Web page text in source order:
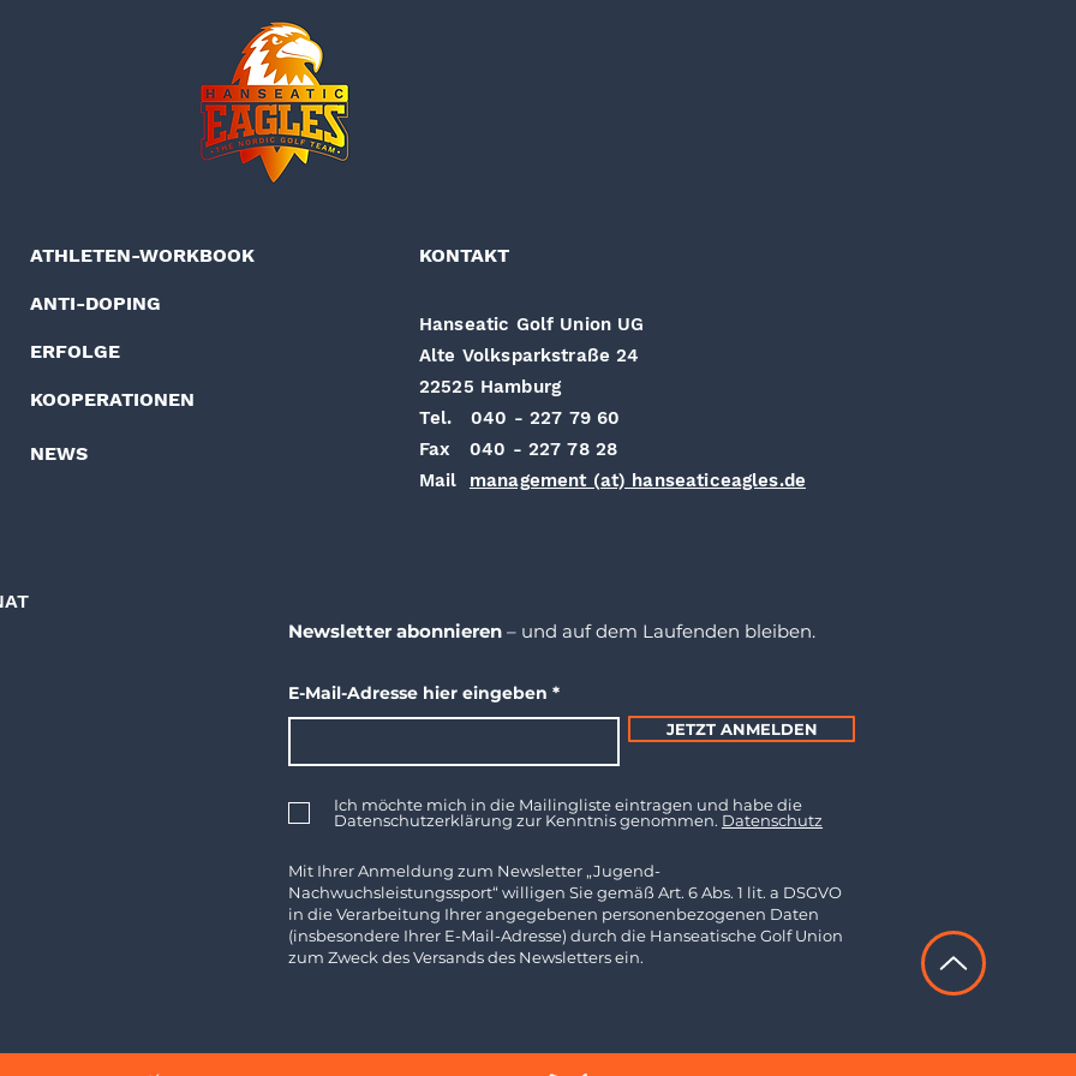
ATHLETEN-WORKBOOK
ANTI-DOPING
ERFOLGE
KOOPERATIONEN
NEWS
KONTAKT
Hanseatic Golf Union UG
Alte Volksparkstraße 24
22525 Hamburg
Tel. 040 - 227 79 60
Fax 040 - 227 78 28
Mail management (at) hanseaticeagles.de
Newsletter abonnieren – und auf dem Laufenden bleiben.
E-Mail-Adresse hier eingeben
JETZT ANMELDEN
Ich möchte mich in die Mailingliste eintragen und habe die
Datenschutzerklärung zur Kenntnis genommen. Datenschutz
Mit Ihrer Anmeldung zum Newsletter „Jugend-
Nachwuchsleistungssport“ willigen Sie gemäß Art. 6 Abs. 1 lit. a DSGVO
in die Verarbeitung Ihrer angegebenen personenbezogenen Daten
(insbesondere Ihrer E-Mail-Adresse) durch die Hanseatische Golf Union
zum Zweck des Versands des Newsletters ein.